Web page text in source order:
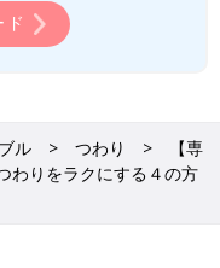
ル つわり
【専
わりをラクにする４の方